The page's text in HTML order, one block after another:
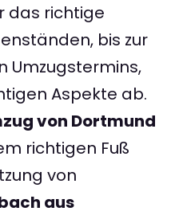
das richtige
bis zur
Umzugstermins,
Aspekte ab.
von Dortmund
richtigen Fuß
von
aus